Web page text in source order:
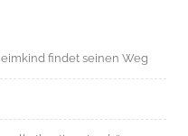
findet seinen Weg